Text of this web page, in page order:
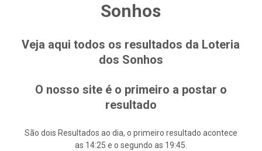
Sonhos
Veja aqui todos os resultados da Loteria
dos Sonhos
O nosso site é o primeiro a postar o
resultado
São dois Resultados ao dia, o primeiro resultado acontece
as 14:25 e o segundo as 19:45.